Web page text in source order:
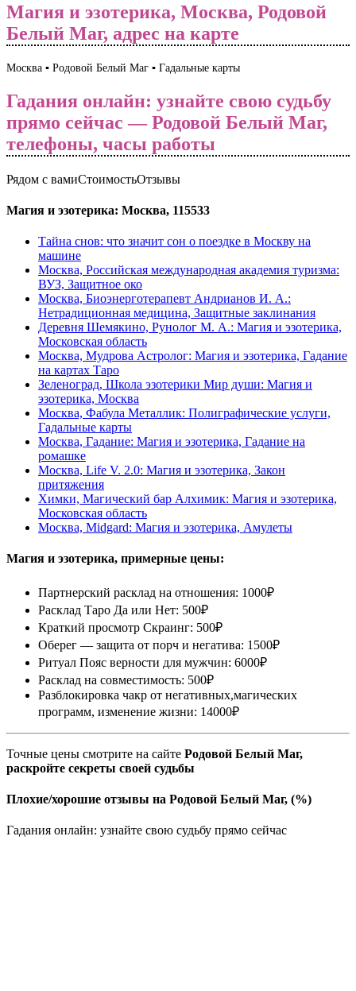
Магия и эзотерика, Москва, Родовой
Белый Маг, адрес на карте
Москва ▪️ Родовой Белый Маг ▪️ Гадальные карты
Гадания онлайн: узнайте свою судьбу
прямо сейчас — Родовой Белый Маг,
телефоны, часы работы
Рядом с вамиСтоимостьОтзывы
Магия и эзотерика: Москва, 115533
Тайна снов: что значит сон о поездке в Москву на
машине
Москва, Российская международная академия туризма:
ВУЗ, Защитное око
Москва, Биоэнерготерапевт Андрианов И. А.:
Нетрадиционная медицина, Защитные заклинания
Деревня Шемякино, Рунолог М. А.: Магия и эзотерика,
Московская область
Москва, Мудрова Астролог: Магия и эзотерика, Гадание
на картах Таро
Зеленоград, Школа эзотерики Мир души: Магия и
эзотерика, Москва
Москва, Фабула Металлик: Полиграфические услуги,
Гадальные карты
Москва, Гадание: Магия и эзотерика, Гадание на
ромашке
Москва, Life V. 2.0: Магия и эзотерика, Закон
притяжения
Химки, Магический бар Алхимик: Магия и эзотерика,
Московская область
Москва, Midgard: Магия и эзотерика, Амулеты
Магия и эзотерика, примерные цены:
Партнерский расклад на отношения: 1000₽
Расклад Таро Да или Нет: 500₽
Краткий просмотр Скраинг: 500₽
Оберег — защита от порч и негатива: 1500₽
Ритуал Пояс верности для мужчин: 6000₽
Расклад на совместимость: 500₽
Разблокировка чакр от негативных,магических
программ, изменение жизни: 14000₽
Точные цены смотрите на сайте Родовой Белый Маг,
раскройте секреты своей судьбы
Плохие/хорошие отзывы на Родовой Белый Маг, (%)
Гадания онлайн: узнайте свою судьбу прямо сейчас